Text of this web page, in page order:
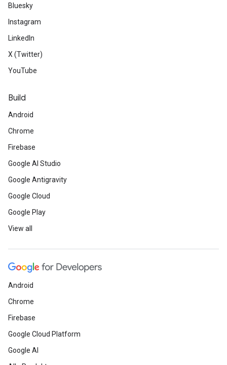
Bluesky
Instagram
LinkedIn
X (Twitter)
YouTube
Build
Android
Chrome
Firebase
Google AI Studio
Google Antigravity
Google Cloud
Google Play
View all
Android
Chrome
Firebase
Google Cloud Platform
Google AI